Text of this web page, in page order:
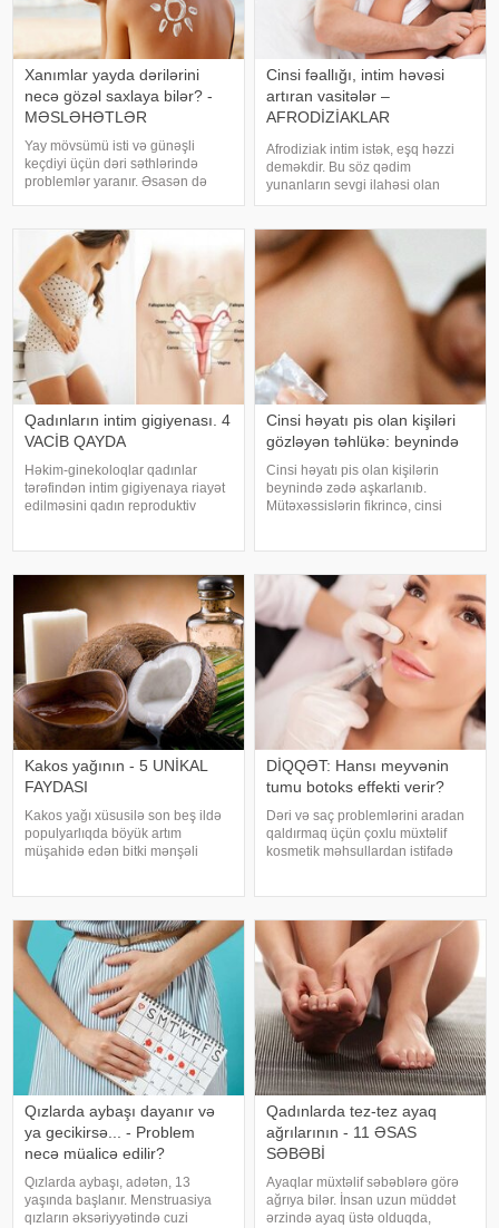
Xanımlar yayda dərilərini
necə gözəl saxlaya bilər? -
MƏSLƏHƏTLƏR
Yay mövsümü isti və günəşli
keçdiyi üçün dəri səthlərində
problemlər yaranır. Əsasən də
uğrayır və baxımsızlaşır.
Sağlamolun.az bu dəfə dərini
gözəlləşdirən v
Cinsi fəallığı, intim həvəsi
artıran vasitələr –
AFRODİZİAKLAR
BİLMƏDİKLƏRİMİZ
Afrodiziak intim istək, eşq həzzi
deməkdir. Bu söz qədim
yunanların sevgi ilahəsi olan
Afrodita adından götürülüb. Bəs,
qədər insanların böyük maraq
göstərdiyi afrodiziak vasitələr nə
üçündür
Qadınların intim gigiyenası. 4
VACİB QAYDA
Həkim-ginekoloqlar qadınlar
tərəfindən intim gigiyenaya riayət
edilməsini qadın reproduktiv
gigiyena qaydalarını bilməmək və
Cinsi həyatı pis olan kişiləri
gözləyən təhlükə: beynində
Cinsi həyatı pis olan kişilərin
beynində zədə aşkarlanıb.
Mütəxəssislərin fikrincə, cinsi
problemlərinin xəbərçisi ola bilər.
Kakos yağının - 5 UNİKAL
FAYDASI
Kakos yağı xüsusilə son beş ildə
populyarlıqda böyük artım
müşahidə edən bitki mənşəli
bankalarda kokos yağı tapmaq
mümkündür. Bundan əlavə,
qablaşdırıla
DİQQƏT: Hansı meyvənin
tumu botoks effekti verir?
Dəri və saç problemlərini aradan
qaldırmaq üçün çoxlu müxtəlif
kosmetik məhsullardan istifadə
ola biləcəyini bildirirlər. xəbər verir
Qızlarda aybaşı dayanır və
ya gecikirsə... - Problem
necə müalicə edilir?
Qızlarda aybaşı, adətən, 13
yaşında başlanır. Menstruasiya
qızların əksəriyyətində cuzi
Qadınlarda tez-tez ayaq
ağrılarının - 11 ƏSAS
SƏBƏBİ
Ayaqlar müxtəlif səbəblərə görə
ağrıya bilər. İnsan uzun müddət
ərzində ayaq üstə olduqda,